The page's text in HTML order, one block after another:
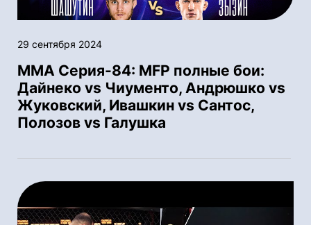
29 сентября 2024
ММА Серия-84: MFP полные бои:
Дайнеко vs Чиументо, Андрюшко vs
Жуковский, Ивашкин vs Сантос,
Полозов vs Галушка